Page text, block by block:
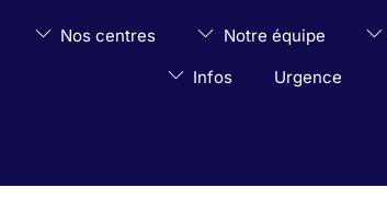
Nos centres Notre équipe
Infos
Urgence